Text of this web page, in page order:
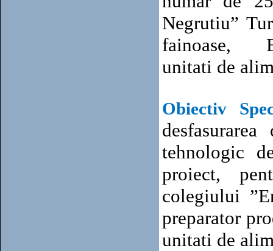
Negrutiu”
fainoase,
unitati de
Obiectiv
tehnologic
proiect,
colegiului
preparator
unitati de